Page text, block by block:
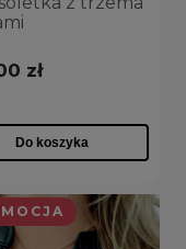
zł
Do koszyka